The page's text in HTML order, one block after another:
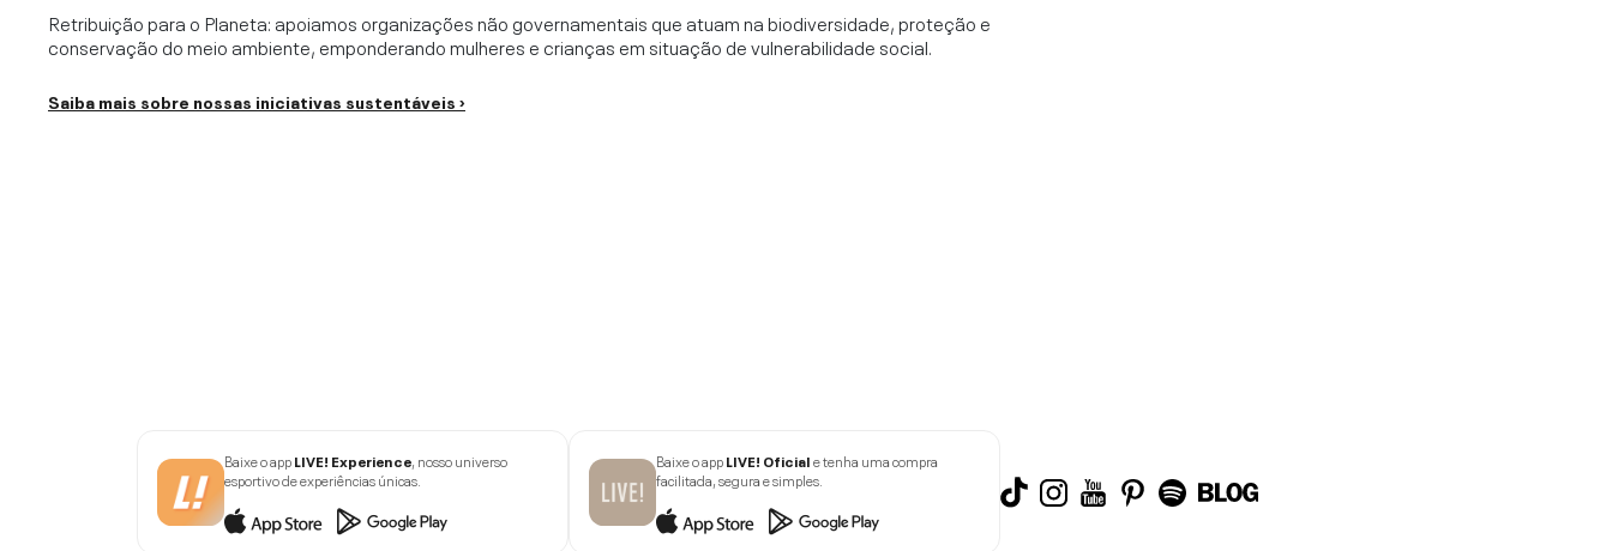
Retribuição para o Planeta: apoiamos organizações não governamentais que atuam na biodiversidade, proteção e
conservação do meio ambiente, emponderando mulheres e crianças em situação de vulnerabilidade social.
Saiba mais sobre nossas iniciativas sustentáveis ›
Baixe o appLIVE! Experience, nosso universo
esportivo de experiências únicas.
Baixe o appLIVE! Oficiale tenha uma compra
facilitada, segura e simples.